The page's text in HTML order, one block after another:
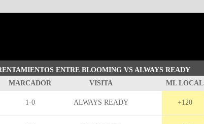
ENTRE BLOOMING VS ALWAYS READY
MARCADOR VISITA ML LOCAL
1-0 ALWAYS READY +120